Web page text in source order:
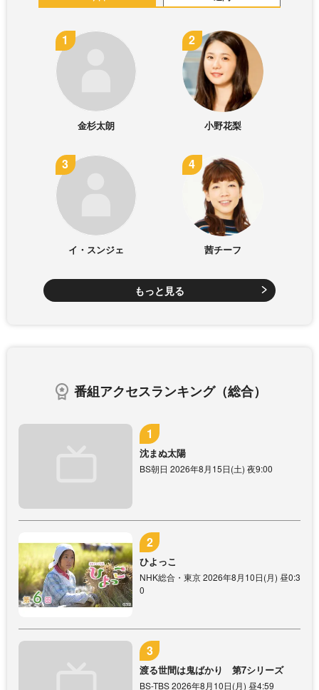
金杉太朗 小野花梨
イ・スンジェ 茜チーフ
もっと見る
番組アクセスランキング（総合）
沈まぬ太陽
BS朝日 2026年8月15日(土) 夜9:00
ひよっこ
NHK総合・東京 2026年8月10日(月) 昼0:3
0
渡る世間は鬼ばかり 第7シリーズ
BS-TBS 2026年8月10日(月) 昼4:59